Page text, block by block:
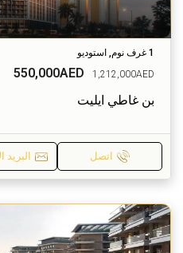
1 غرف نوم, استوديو
550,000AED 1,212,000AED
بن غاطي ايليت
اتصل البريد